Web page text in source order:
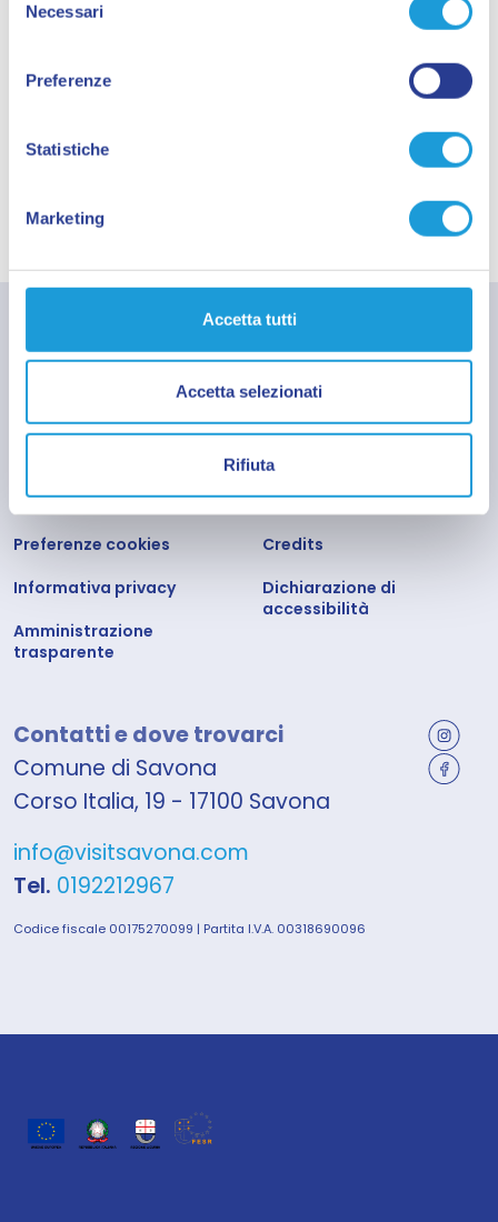
delNecessari
Preferenze
Statistiche
Marketing
Accetta tutti
Accetta selezionati
Rifiuta
Informativa Cookies
Preferenze cookies
Informativa privacy
Amministrazione
trasparente
Richiesta informazioni
Credits
Dichiarazione di
accessibilità
Contatti e dove trovarci
Comune di Savona
Corso Italia, 19 - 17100 Savona
info@visitsavona.com
Tel. 0192212967
Codice fiscale 00175270099 | Partita I.V.A. 00318690096